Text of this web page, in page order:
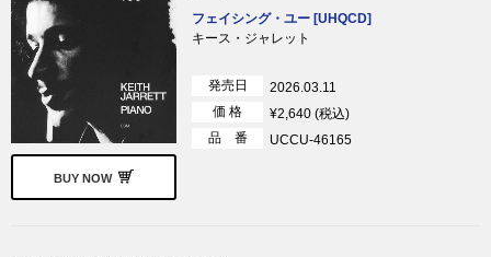
BUY NOW
フェイシング・ユー [UHQCD]
キース・ジャレット
発売日
2026.03.11
価 格
¥2,640 (税込)
品 番
UCCU-46165